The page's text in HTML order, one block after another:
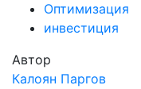
Оптимизация
инвестиция
Автор
Калоян Паргов